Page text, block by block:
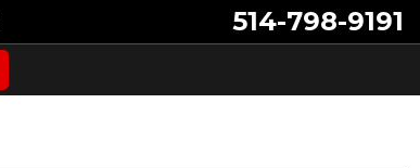
514-798-9191